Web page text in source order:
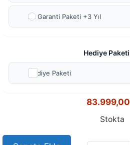
Ek Garanti Paketi +3 Yıl
Hediye Paketi
Hediye Paketi
83.999,00
Stokta